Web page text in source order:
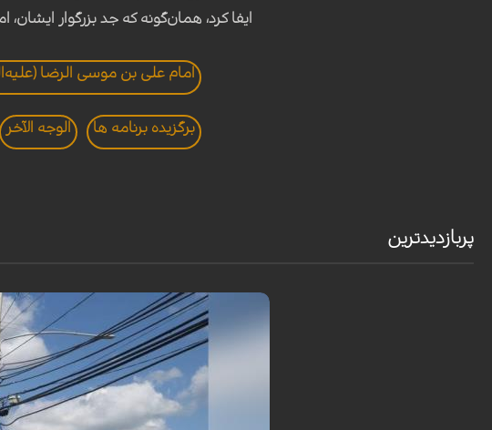
ایفا کرد، همان‌گونه که جد بزرگوار
امام علی بن موسی الرضا
برگزيده برنامه ها الوجه الآخر
پربازدیدترین